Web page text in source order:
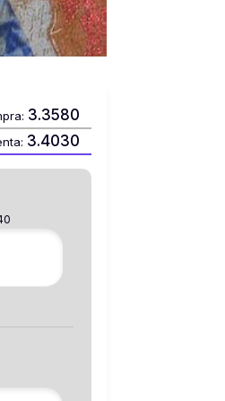
3.3580
3.4030